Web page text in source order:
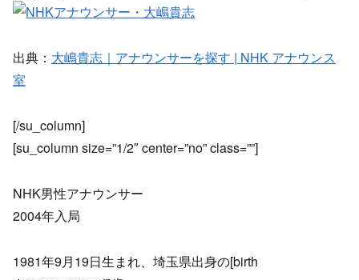
出典： 大嶋貴志｜アナウンサーを探す | NHK アナウンス
室
[/su_column]
[su_column size=”1/2″ center=”no” class=””]
NHK男性アナウンサー
2004年入局
1981年9月19日生まれ、埼玉県出身の[birth